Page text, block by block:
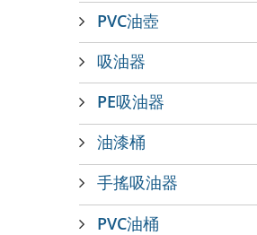
PVC油壺
吸油器
PE吸油器
油漆桶
手搖吸油器
PVC油桶